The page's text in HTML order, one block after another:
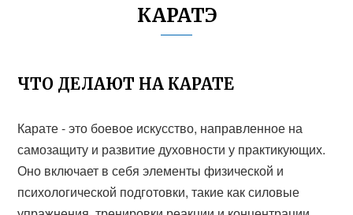
КАРАТЭ
ЧТО ДЕЛАЮТ НА КАРАТЕ
Карате - это боевое искусство, направленное на
самозащиту и развитие духовности у практикующих.
Оно включает в себя элементы физической и
психологической подготовки, такие как силовые